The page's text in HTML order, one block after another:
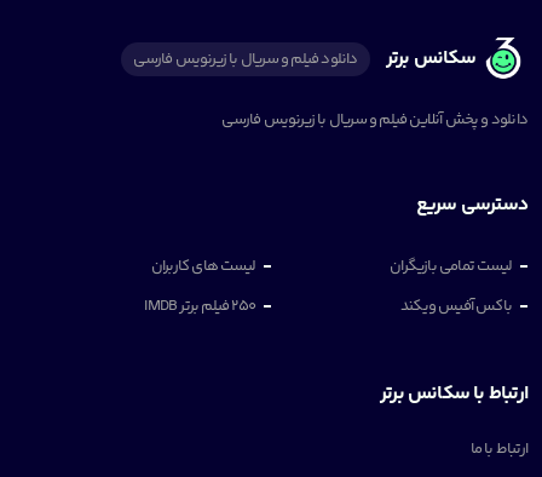
سکانس برتر دانلود فیلم و سریال با زیرنویس فارسی
دانلود و پخش آنلاین فیلم و سریال با زیرنویس فارسی
دسترسی سریع
لیست تمامی بازیگران
لیست های کاربران
باکس آفیس ویکند
250 فیلم برتر IMDB
ارتباط با سکانس برتر
ارتباط با ما